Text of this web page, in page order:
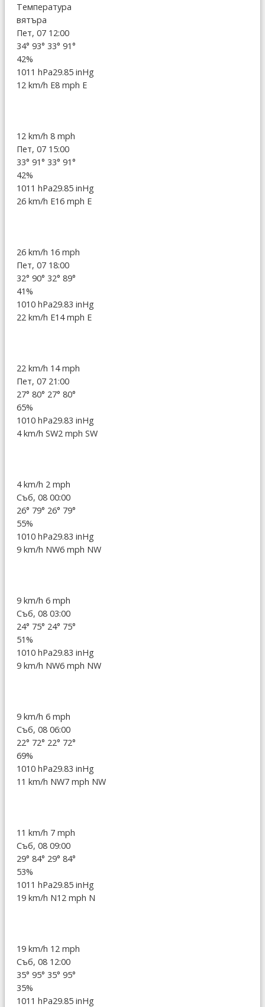
Температура
вятъра
Пет, 07 12:00
34° 93° 33° 91°
42%
1011 hPa29.85 inHg
12 km/h E8 mph E
12 km/h 8 mph
Пет, 07 15:00
33° 91° 33° 91°
42%
1011 hPa29.85 inHg
26 km/h E16 mph E
26 km/h 16 mph
Пет, 07 18:00
32° 90° 32° 89°
41%
1010 hPa29.83 inHg
22 km/h E14 mph E
22 km/h 14 mph
Пет, 07 21:00
27° 80° 27° 80°
65%
1010 hPa29.83 inHg
4 km/h SW2 mph SW
4 km/h 2 mph
Съб, 08 00:00
26° 79° 26° 79°
55%
1010 hPa29.83 inHg
9 km/h NW6 mph NW
9 km/h 6 mph
Съб, 08 03:00
24° 75° 24° 75°
51%
1010 hPa29.83 inHg
9 km/h NW6 mph NW
9 km/h 6 mph
Съб, 08 06:00
22° 72° 22° 72°
69%
1010 hPa29.83 inHg
11 km/h NW7 mph NW
11 km/h 7 mph
Съб, 08 09:00
29° 84° 29° 84°
53%
1011 hPa29.85 inHg
19 km/h N12 mph N
19 km/h 12 mph
Съб, 08 12:00
35° 95° 35° 95°
35%
1011 hPa29.85 inHg